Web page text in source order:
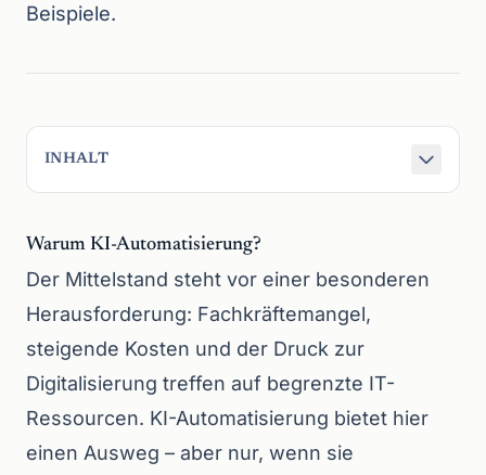
Beispiele.
INHALT
Warum KI-Automatisierung?
Der Mittelstand steht vor einer besonderen
Herausforderung: Fachkräftemangel,
steigende Kosten und der Druck zur
Digitalisierung treffen auf begrenzte IT-
Ressourcen. KI-Automatisierung bietet hier
einen Ausweg – aber nur, wenn sie